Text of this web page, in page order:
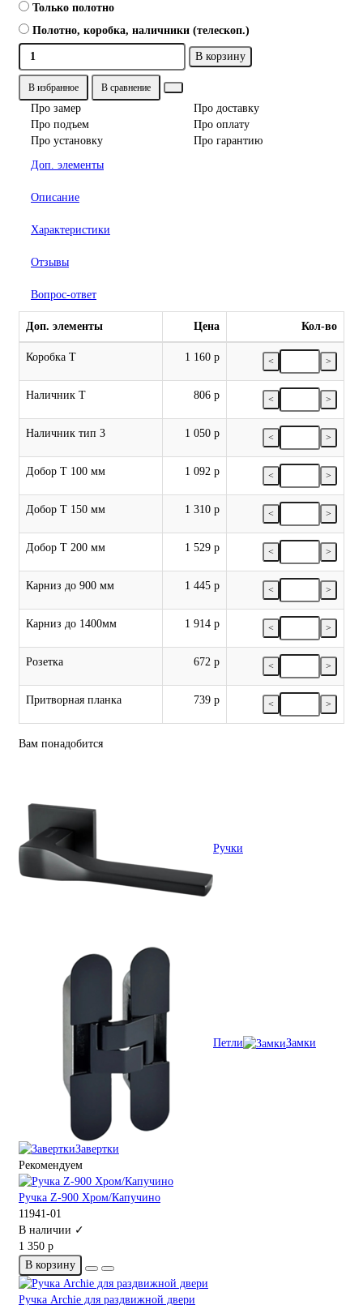
Только полотно
Полотно, коробка, наличники (телескоп.)
В корзину
В избранное В сравнение
Про замер
Про доставку
Про подъем
Про оплату
Про установку
Про гарантию
Доп. элементы
Описание
Характеристики
Отзывы
Вопрос-ответ
Доп. элементы Цена Кол-во
Коробка Т 1 160 р < >
Наличник Т 806 р < >
Наличник тип 3 1 050 р < >
Добор Т 100 мм 1 092 р < >
Добор Т 150 мм 1 310 р < >
Добор Т 200 мм 1 529 р < >
Карниз до 900 мм 1 445 р < >
Карниз до 1400мм 1 914 р < >
Розетка 672 р < >
Притворная планка 739 р < >
Вам понадобится
Ручки
Петли Замки
Завертки
Рекомендуем
Ручка Z-900 Хром/Капучино
11941-01
В наличии ✓
1 350 р
В корзину
Ручка Archie для раздвижной двери